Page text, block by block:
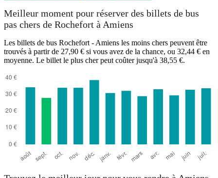
Meilleur moment pour réserver des billets de bus
pas chers de Rochefort à Amiens
Les billets de bus Rochefort - Amiens les moins chers peuvent être
trouvés à partir de 27,90 € si vous avez de la chance, ou 32,44 € en
moyenne. Le billet le plus cher peut coûter jusqu'à 38,55 €.